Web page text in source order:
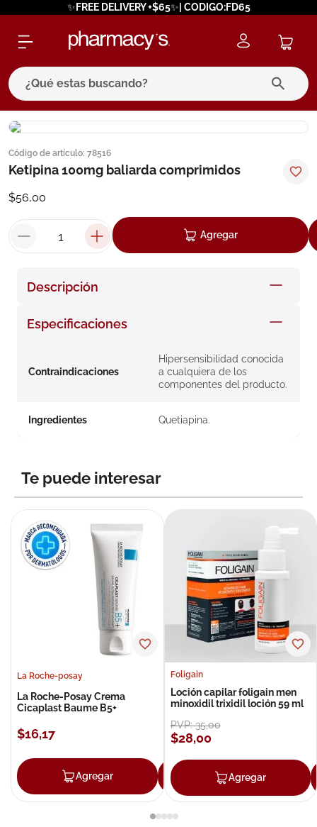
✨FREE DELIVERY +$65✨| CODIGO:FD65
¿Qué estas buscando?
Código de artículo: 78516
Ketipina 100mg baliarda comprimidos
$56,00
Agregar
Descripción
Especificaciones
Contraindicaciones
Hipersensibilidad conocida
a cualquiera de los
componentes del producto.
Ingredientes Quetiapina.
Te puede interesar
La Roche-posay
La Roche-Posay Crema
Cicaplast Baume B5+
$16,17
Agregar Agregar
Foligain
Loción capilar foligain men
minoxidil trixidil loción 59 ml
PVP:35,00
$28,00
Agregar
términos más buscados
1. eucerin
pilexil
5. cerave
6 degraler
8. roche posay